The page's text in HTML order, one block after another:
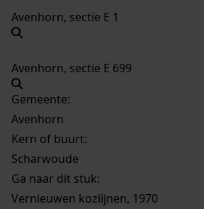
Avenhorn, sectie E 1
Avenhorn, sectie E 699
Gemeente:
Avenhorn
Kern of buurt:
Scharwoude
Ga naar dit stuk:
Vernieuwen koziijnen, 1970